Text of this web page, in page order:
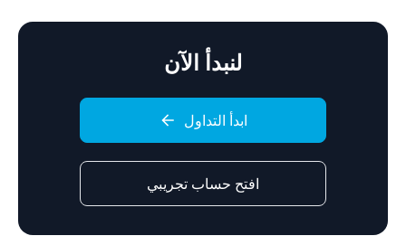
لنبدأ الآن
ابدأ التداول
افتح حساب تجريبي